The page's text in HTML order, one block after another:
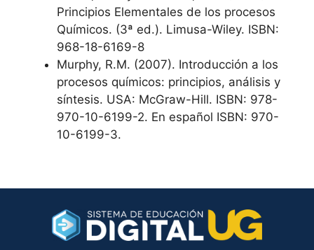
Principios Elementales de los procesos
Químicos. (3ª ed.). Limusa-Wiley. ISBN:
968-18-6169-8
Murphy, R.M. (2007). Introducción a los
procesos químicos: principios, análisis y
síntesis. USA: McGraw-Hill. ISBN: 978-
970-10-6199-2. En español ISBN: 970-
10-6199-3.